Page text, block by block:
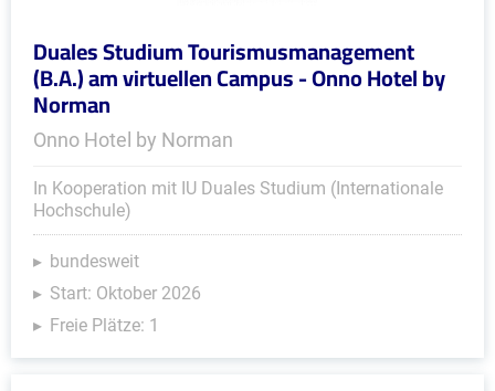
Duales Studium Tourismusmanagement
(B.A.) am virtuellen Campus - Onno Hotel by
Norman
Onno Hotel by Norman
In Kooperation mit IU Duales Studium (Internationale
Hochschule)
bundesweit
Start: Oktober 2026
Freie Plätze: 1